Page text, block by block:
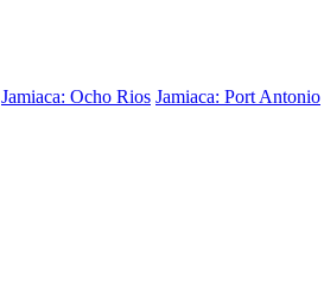
Jamiaca: Ocho Rios Jamiaca: Port Antonio